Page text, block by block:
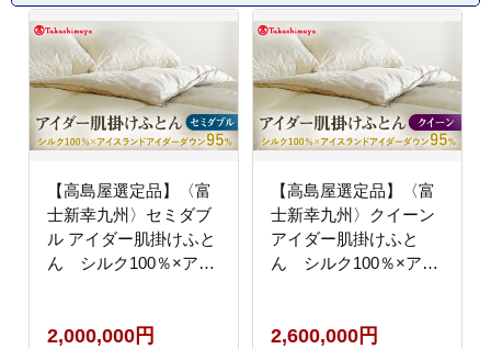
【高島屋選定品】〈富
士新幸九州〉セミダブ
ル アイダー肌掛けふと
ん シルク100％×アイ
ダウンケット 布団 クー
2,000,000円
【高島屋選定品】〈富
士新幸九州〉クイーン
アイダー肌掛けふと
ん シルク100％×アイ
ダウンケット 布団 クー
2,600,000円